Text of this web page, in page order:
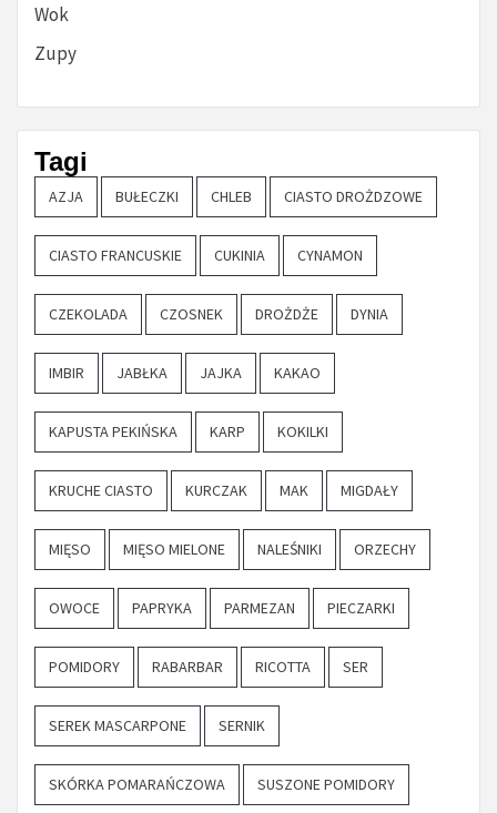
Wok
Zupy
Tagi
AZJA BUŁECZKI CHLEB CIASTO DROŻDZOWE
CIASTO FRANCUSKIE CUKINIA CYNAMON
CZEKOLADA CZOSNEK DROŻDŻE DYNIA
IMBIR JABŁKA JAJKA KAKAO
KAPUSTA PEKIŃSKA KARP KOKILKI
KRUCHE CIASTO KURCZAK MAK MIGDAŁY
MIĘSO MIĘSO MIELONE NALEŚNIKI ORZECHY
OWOCE PAPRYKA PARMEZAN PIECZARKI
POMIDORY RABARBAR RICOTTA SER
SEREK MASCARPONE SERNIK
SKÓRKA POMARAŃCZOWA SUSZONE POMIDORY